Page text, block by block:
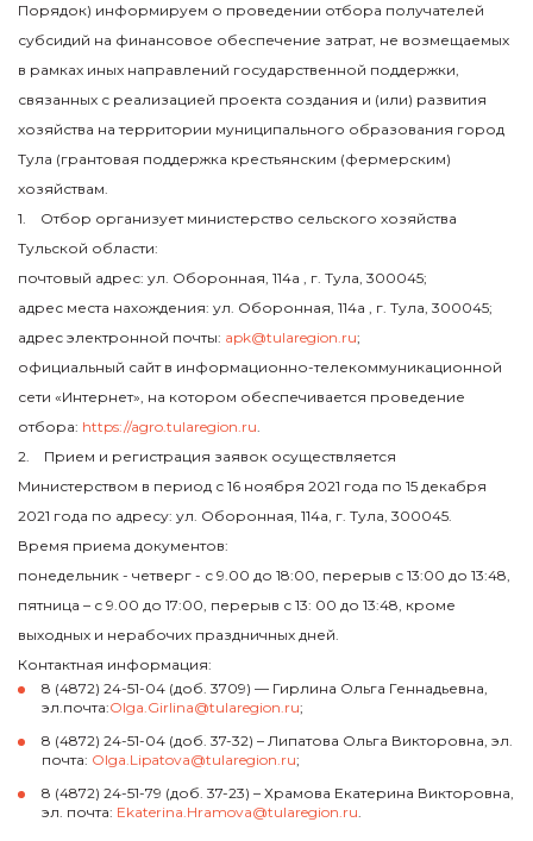
Порядок) информируем о проведении отбора получателей
субсидий на финансовое обеспечение затрат, не возмещаемых
в рамках иных направлений государственной поддержки,
связанных с реализацией проекта создания и (или) развития
хозяйства на территории муниципального образования город
Тула (грантовая поддержка крестьянским (фермерским)
хозяйствам.
1. Отбор организует министерство сельского хозяйства
Тульской области:
почтовый адрес: ул. Оборонная, 114а , г. Тула, 300045;
адрес места нахождения: ул. Оборонная, 114а , г. Тула, 300045;
адрес электронной почты: apk@tularegion.ru;
официальный сайт в информационно-телекоммуникационной
сети «Интернет», на котором обеспечивается проведение
отбора: https://agro.tularegion.ru.
2. Прием и регистрация заявок осуществляется
Министерством в период с 16 ноября 2021 года по 15 декабря
2021 года по адресу: ул. Оборонная, 114а, г. Тула, 300045.
Время приема документов:
понедельник - четверг - с 9.00 до 18:00, перерыв с 13:00 до 13:48,
пятница – с 9.00 до 17:00, перерыв с 13: 00 до 13:48, кроме
выходных и нерабочих праздничных дней.
Контактная информация:
8 (4872) 24-51-04 (доб. 3709) — Гирлина Ольга Геннадьевна,
эл.почта:Olga.Girlina@tularegion.ru;
8 (4872) 24-51-04 (доб. 37-32) – Липатова Ольга Викторовна, эл.
почта: Olga.Lipatova@tularegion.ru;
8 (4872) 24-51-79 (доб. 37-23) – Храмова Екатерина Викторовна,
эл. почта: Ekaterina.Hramova@tularegion.ru.